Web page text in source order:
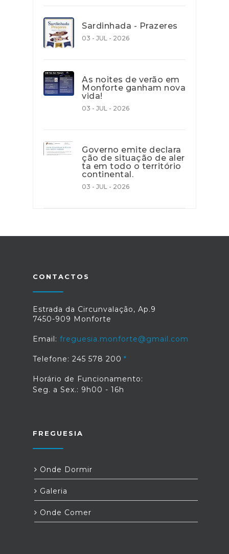
Sardinhada - Prazeres
03 - JUL - 2026
As noites de verão em
Monforte ganham nova
vida!
03 - JUL - 2026
Governo emite declara
ção de situação de aler
ta em todo o território
continental.
03 - JUL - 2026
CONTACTOS
Estrada da Circunvalação, Ap.9
7450-909 Monforte
Email: freguesia.monforte@gmail.com
Telefone: 245 578 200
Horário de Funcionamento:
Seg. a Sex.: 9h00 - 16h
FREGUESIA
Onde Dormir
Galeria
Onde Comer